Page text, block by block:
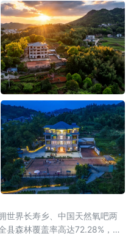
宁、吉林、山东、新疆、黑龙
世界长寿乡、中国天然氧吧两
县森林覆盖率高达72.28%，林